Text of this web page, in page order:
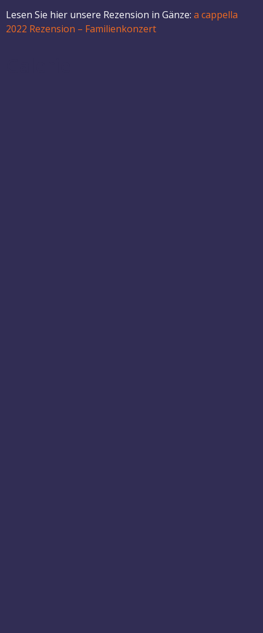
Lesen Sie hier unsere Rezension in Gänze: a cappella
2022 Rezension – Familienkonzert